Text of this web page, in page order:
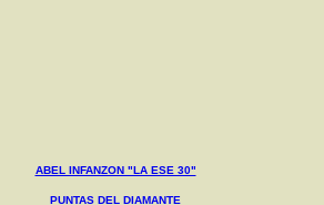
ABEL INFANZON "LA ESE 30"
PUNTAS DEL DIAMANTE